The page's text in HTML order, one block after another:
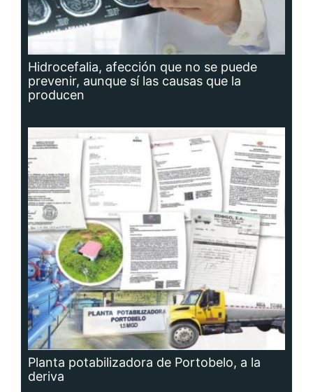
Hidrocefalia, afección que no se puede
prevenir, aunque sí las causas que la
producen
Planta potabilizadora de Portobelo, a la
deriva